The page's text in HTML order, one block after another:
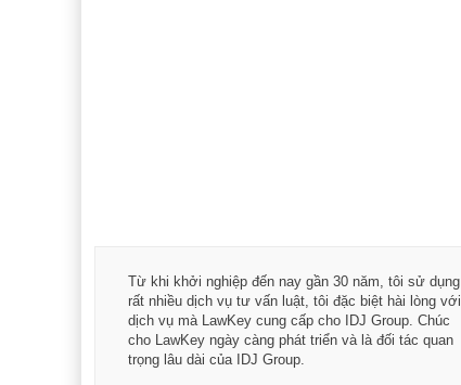
Từ khi khởi nghiệp đến nay gần 30 năm, tôi sử dụng
rất nhiều dịch vụ tư vấn luật, tôi đặc biệt hài lòng với
dịch vụ mà LawKey cung cấp cho IDJ Group. Chúc
cho LawKey ngày càng phát triển và là đối tác quan
trọng lâu dài của IDJ Group.